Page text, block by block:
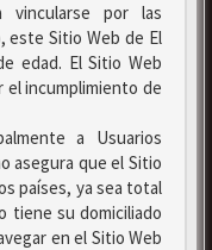
vincularse por las
este Sitio Web de El
edad. El Sitio Web
el incumplimiento de
a Usuarios
asegura que el Sitio
países, ya sea total
tiene su domiciliado
en el Sitio Web